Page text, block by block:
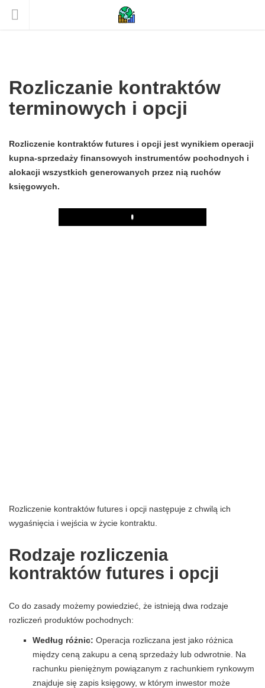
Rozliczanie kontraktów
terminowych i opcji
Rozliczenie kontraktów futures i opcji jest wynikiem operacji
kupna-sprzedaży finansowych instrumentów pochodnych i
alokacji wszystkich generowanych przez nią ruchów
księgowych.
Play
Rozliczenie kontraktów futures i opcji następuje z chwilą ich
wygaśnięcia i wejścia w życie kontraktu.
Rodzaje rozliczenia
kontraktów futures i opcji
Co do zasady możemy powiedzieć, że istnieją dwa rodzaje
rozliczeń produktów pochodnych:
Według różnic: Operacja rozliczana jest jako różnica
między ceną zakupu a ceną sprzedaży lub odwrotnie. Na
rachunku pieniężnym powiązanym z rachunkiem rynkowym
znajduje się zapis księgowy, w którym inwestor może